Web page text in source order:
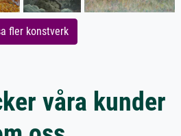
fler konstverk
våra kunder